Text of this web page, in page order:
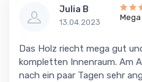
Julia B
13.04.2023
Das Holz riecht mega gut
kompletten Innenraum. Am
nach ein paar Tagen sehr